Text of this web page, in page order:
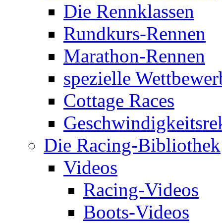
Die Rennklassen
Rundkurs-Rennen
Marathon-Rennen
spezielle
Cottage Races
Die Racing-Bibliothek
Videos
Racing-Videos
Boots-Videos